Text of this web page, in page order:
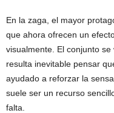
En la zaga, el mayor
que ahora ofrecen un
visualmente. El conjunto
resulta inevitable pensar
ayudado a reforzar la
suele ser un recurso
falta.